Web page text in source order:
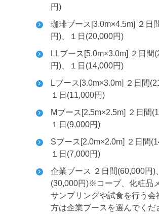
円)
珈琲ブース[3.0m×4.5m] ２日
円)、１日(20,000円)
LLブース[5.0m×3.0m] ２日間
円)、１日(14,000円)
Lブース[3.0m×3.0m] ２日間
１日(11,000円)
Mブース[2.5m×2.5m] ２日間
１日(9,000円)
Sブース[2.0m×2.0m] ２日間
１日(7,000円)
企業ブース ２日間(60,000円)
(30,000円)※コープ、化粧品
サンプリングや試食を行う会
方は企業ブースを選んでくだ